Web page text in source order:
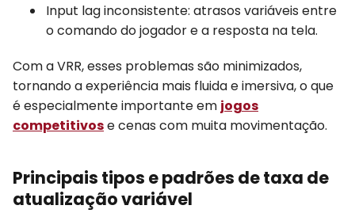
Input lag inconsistente: atrasos variáveis entre
o comando do jogador e a resposta na tela.
Com a VRR, esses problemas são minimizados,
tornando a experiência mais fluida e imersiva, o que
é especialmente importante em jogos
competitivose cenas com muita movimentação.
Principais tipos e padrões de taxa de
atualização variável